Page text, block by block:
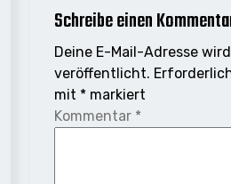
Schreibe einen
Deine E-Mail-Adresse
veröffentlicht.
mit * markiert
Kommentar *